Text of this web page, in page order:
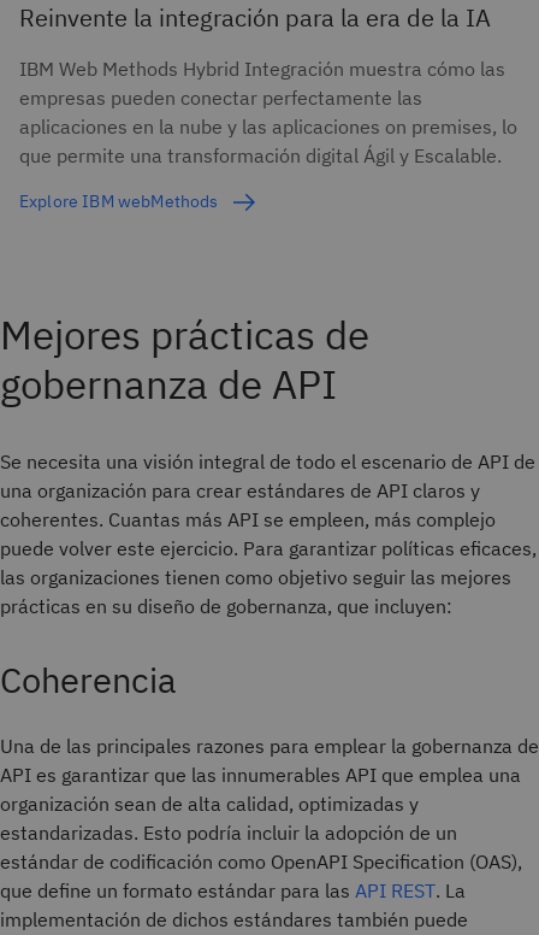
Reinvente la integración para la era de la IA
IBM Web Methods Hybrid Integración muestra cómo las
empresas pueden conectar perfectamente las
aplicaciones en la nube y las aplicaciones on premises, lo
que permite una transformación digital Ágil y Escalable.
Explore IBM webMethods
Mejores prácticas de
gobernanza de API
Se necesita una visión integral de todo el escenario de API de
una organización para crear estándares de API claros y
coherentes. Cuantas más API se empleen, más complejo
puede volver este ejercicio. Para garantizar políticas eficaces,
las organizaciones tienen como objetivo seguir las mejores
prácticas en su diseño de gobernanza, que incluyen:
Coherencia
Una de las principales razones para emplear la gobernanza de
API es garantizar que las innumerables API que emplea una
organización sean de alta calidad, optimizadas y
estandarizadas. Esto podría incluir la adopción de un
estándar de codificación como OpenAPI Specification (OAS),
que define un formato estándar para las API REST. La
implementación de dichos estándares también puede